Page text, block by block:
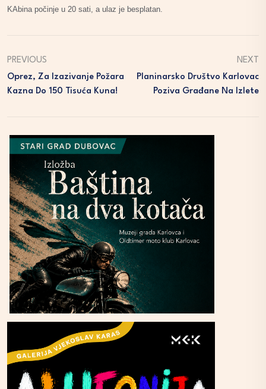
KAbina počinje u 20 sati, a ulaz je besplatan.
PREVIOUS
Oprez, Za Izazivanje Požara
Kazna Do 150 Tisuća Kuna!
NEXT
Planinarsko Društvo Karlovac
Poziva Građane Na Izlete